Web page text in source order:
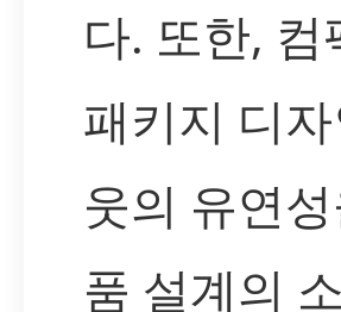
다. 또한,
패키지 디
웃의 유연
품 설계의